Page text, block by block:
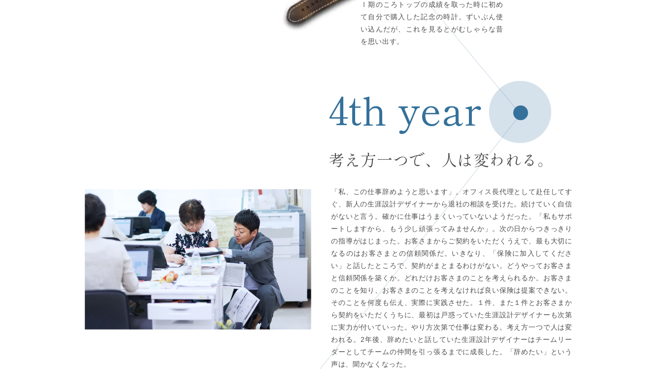
Ⅰ期のころトップの成績を取った時に初め
て自分で購入した記念の時計。ずいぶん使
い込んだが、これを見るとがむしゃらな昔
を思い出す。
4th year
考え方一つで、人は変われる。
「私、この仕事辞めようと思います」。オフィス長代理として赴任してす
ぐ、新人の生涯設計デザイナーから退社の相談を受けた。続けていく自信
がないと言う。確かに仕事はうまくいっていないようだった。「私もサポ
ートしますから、もう少し頑張ってみませんか」。次の日からつきっきり
の指導がはじまった。お客さまからご契約をいただくうえで、最も大切に
なるのはお客さまとの信頼関係だ。いきなり、「保険に加入してくださ
い」と話したところで、契約がまとまるわけがない。どうやってお客さま
と信頼関係を築くか。どれだけお客さまのことを考えられるか。お客さま
のことを知り、お客さまのことを考えなければ良い保険は提案できない。
そのことを何度も伝え、実際に実践させた。１件、また１件とお客さまか
ら契約をいただくうちに、最初は戸惑っていた生涯設計デザイナーも次第
に実力が付いていった。やり方次第で仕事は変わる。考え方一つで人は変
われる。2年後、辞めたいと話していた生涯設計デザイナーはチームリー
ダーとしてチームの仲間を引っ張るまでに成長した。「辞めたい」という
声は、聞かなくなった。